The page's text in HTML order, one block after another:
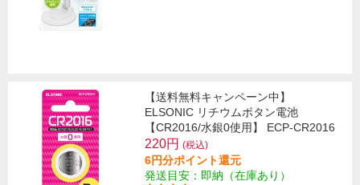
【送料無料キャンペーン中】
ELSONIC リチウムボタン電池
【CR2016/水銀0使用】 ECP-CR2016
220円 (税込)
6円分ポイント還元
発送目安：即納（在庫あり）